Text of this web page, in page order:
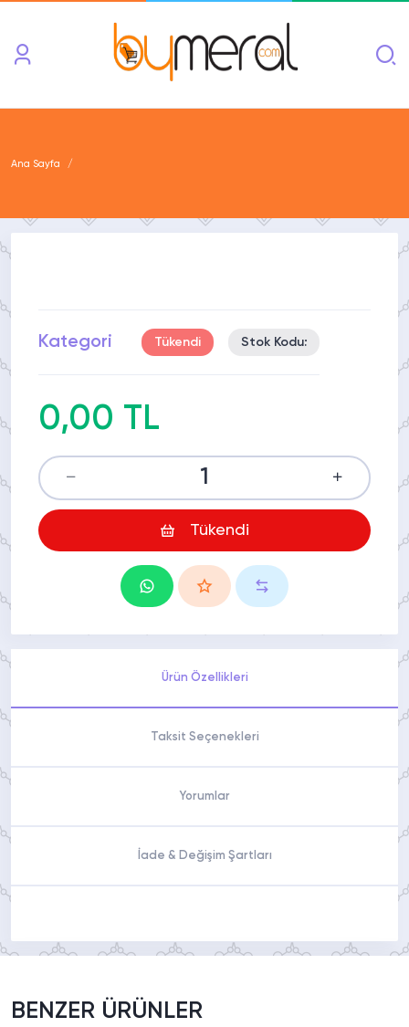
Ana Sayfa
Kategori Tükendi Stok Kodu:
0,00 TL
Tükendi
Ürün Özellikleri
Taksit Seçenekleri
Yorumlar
İade & Değişim Şartları
BENZER ÜRÜNLER